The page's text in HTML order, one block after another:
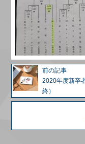
前の記事
2020年度新卒
終）